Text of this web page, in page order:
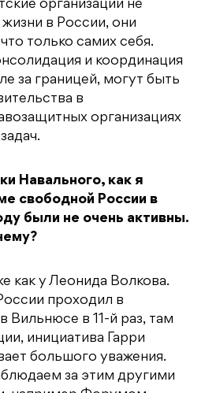
организации не
в России, они
только самих себя.
и координация
за границей, могут быть
в
организациях
Навального, как я
свободной России в
были не очень активны.
как у Леонида Волкова.
проходил в
Вильнюсе в 11-й раз, там
инициатива Гарри
большого уважения.
за этим другими